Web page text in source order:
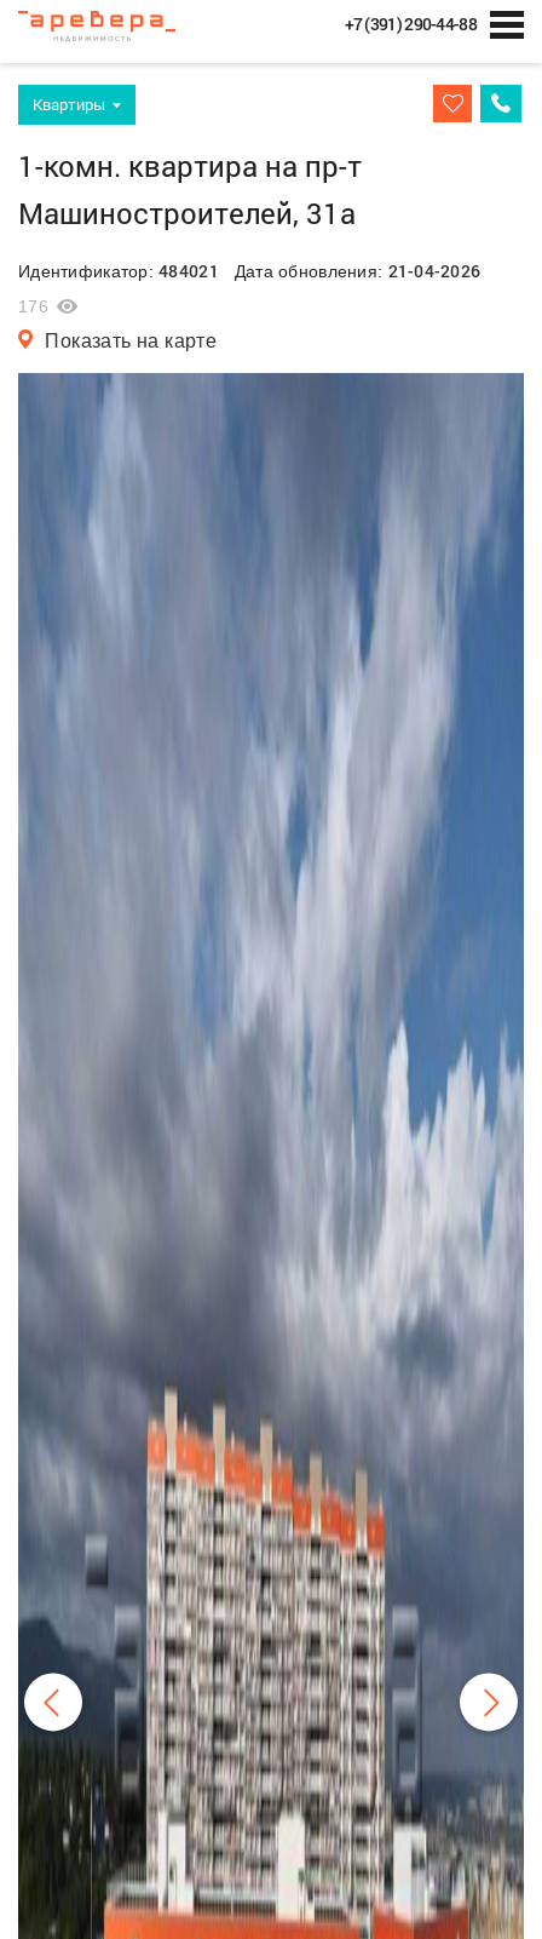
+7 (391) 290-44-88
Квартиры
1-комн. квартира на пр-т
Машиностроителей, 31а
Идентификатор:484021 Дата обновления: 21-04-2026
176
Показать на карте